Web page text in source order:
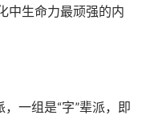
中生命力最顽强的内
一组是“字”辈派，即